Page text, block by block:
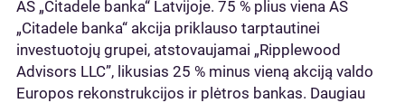
AS „Citadele banka“ Latvijoje. 75 % plius viena AS
„Citadele banka“ akcija priklauso tarptautinei
investuotojų grupei, atstovaujamai „Ripplewood
Advisors LLC”, likusias 25 % minus vieną akciją valdo
Europos rekonstrukcijos ir plėtros bankas. Daugiau